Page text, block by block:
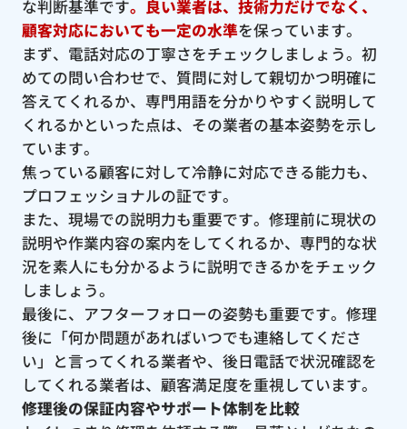
な判断基準です。良い業者は、技術力だけでなく、
顧客対応においても一定の水準を保っています。
まず、電話対応の丁寧さをチェックしましょう。初
めての問い合わせで、質問に対して親切かつ明確に
答えてくれるか、専門用語を分かりやすく説明して
くれるかといった点は、その業者の基本姿勢を示し
ています。
焦っている顧客に対して冷静に対応できる能力も、
プロフェッショナルの証です。
また、現場での説明力も重要です。修理前に現状の
説明や作業内容の案内をしてくれるか、専門的な状
況を素人にも分かるように説明できるかをチェック
しましょう。
最後に、アフターフォローの姿勢も重要です。修理
後に「何か問題があればいつでも連絡してくださ
い」と言ってくれる業者や、後日電話で状況確認を
してくれる業者は、顧客満足度を重視しています。
修理後の保証内容やサポート体制を比較